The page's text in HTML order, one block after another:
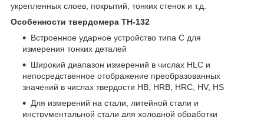
укрепленных слоев, покрытий, тонких стенок и т.д.
Особенности твердомера TH-132
Встроенное ударное устройство типа С для
измерения тонких деталей
Широкий диапазон измерений в числах HLC и
непосредственное отображение преобразованных
значений в числах твердости HB, HRB, HRC, HV, HS
Для измерений на стали, литейной стали и
инструментальной стали для холодной обработки